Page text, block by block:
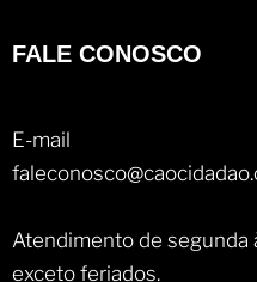
FALE CONOSCO
E-mail
Atendimento de segunda
exceto feriados.